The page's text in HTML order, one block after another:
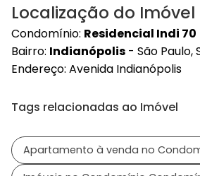
Localização do Imóvel
Condomínio: Residencial Indi 70
Bairro: Indianópolis - São Paulo,
Endereço: Avenida Indianópolis
Tags relacionadas ao Imóvel
Apartamento à venda no